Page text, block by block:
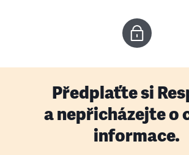
Předplaťte si
a nepřicházejte o
informace.